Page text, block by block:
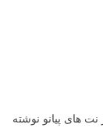
های پیانو نوشته